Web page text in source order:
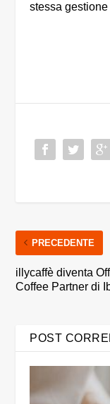
stessa
PRECEDENTE
illycaffè diventa
Coffee Partner di
POST